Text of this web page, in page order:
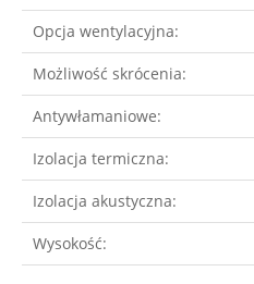
Opcja wentylacyjna:
Możliwość skrócenia:
Antywłamaniowe:
Izolacja termiczna:
Izolacja akustyczna:
Wysokość: